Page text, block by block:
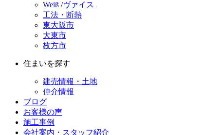
Weiß /ヴァイス
工法・断熱
東大阪市
大東市
枚方市
住まいを探す
建売情報・土地
仲介情報
ブログ
お客様の声
施工事例
会社案内・スタッフ紹介